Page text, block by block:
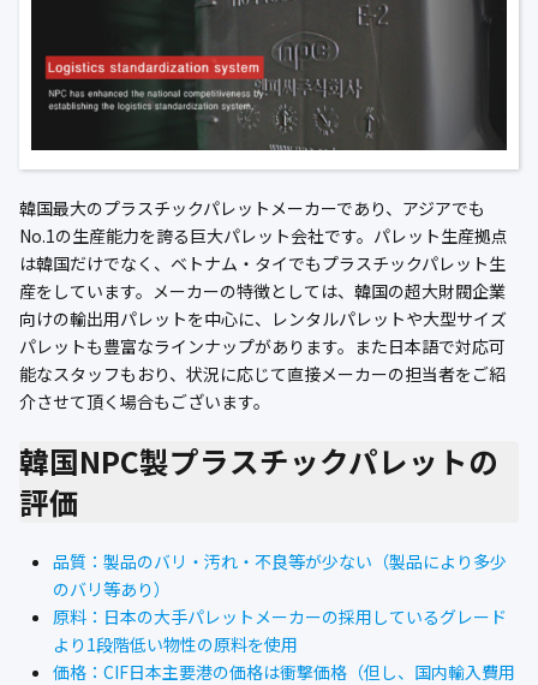
梱包資材
公式ブログ
会社案内
🇺🇸🇰🇷🇹🇼🇻🇳
韓国最大のプラスチックパレットメーカーであり、アジアでも
No.1の生産能力を誇る巨大パレット会社です。パレット生産拠点
は韓国だけでなく、ベトナム・タイでもプラスチックパレット生
産をしています。メーカーの特徴としては、韓国の超大財閥企業
向けの輸出用パレットを中心に、レンタルパレットや大型サイズ
パレットも豊富なラインナップがあります。また日本語で対応可
能なスタッフもおり、状況に応じて直接メーカーの担当者をご紹
介させて頂く場合もございます。
韓国NPC製プラスチックパレットの
評価
品質：製品のバリ・汚れ・不良等が少ない（製品により多少
のバリ等あり）
原料：日本の大手パレットメーカーの採用しているグレード
より1段階低い物性の原料を使用
価格：CIF日本主要港の価格は衝撃価格（但し、国内輸入費用